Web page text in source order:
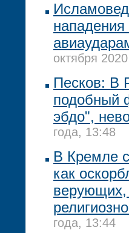
Исламовед
нападения
октября
Песков: В
подобный
эбдо",
года, 13:48
В Кремле
как
верующих,
года, 13:44